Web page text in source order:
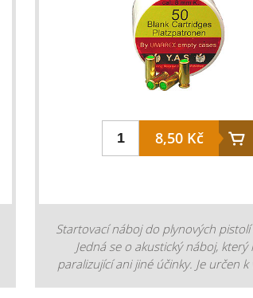
8,50 Kč
Startovací náboj do plynových pistolí
Jedná se o akustický náboj, který
paralizující ani jiné účinky. Je určen